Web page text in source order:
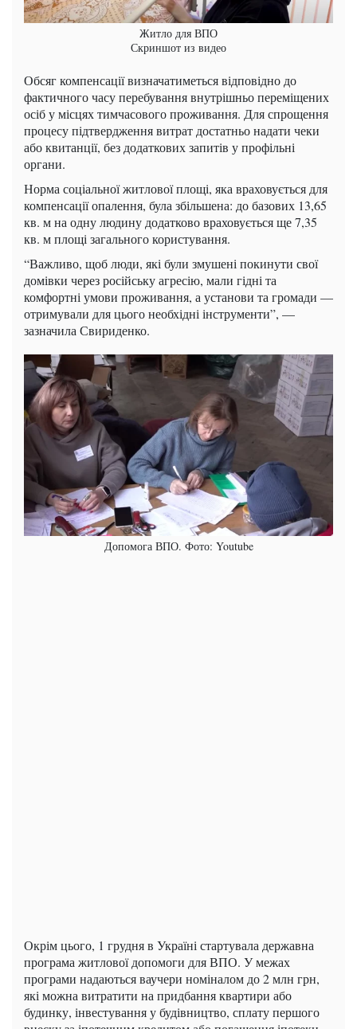
Житло для ВПО
Скриншот из видео
Обсяг компенсації визначатиметься відповідно до
фактичного часу перебування внутрішньо переміщених
осіб у місцях тимчасового проживання. Для спрощення
процесу підтвердження витрат достатньо надати чеки
або квитанції, без додаткових запитів у профільні
органи.
Норма соціальної житлової площі, яка враховується для
компенсації опалення, була збільшена: до базових 13,65
кв. м на одну людину додатково враховується ще 7,35
кв. м площі загального користування.
“Важливо, щоб люди, які були змушені покинути свої
домівки через російську агресію, мали гідні та
комфортні умови проживання, а установи та громади —
отримували для цього необхідні інструменти”, —
зазначила Свириденко.
Допомога ВПО. Фото: Youtube
Окрім цього, 1 грудня в Україні стартувала державна
програма житлової допомоги для ВПО. У межах
програми надаються ваучери номіналом до 2 млн грн,
які можна витратити на придбання квартири або
будинку, інвестування у будівництво, сплату першого